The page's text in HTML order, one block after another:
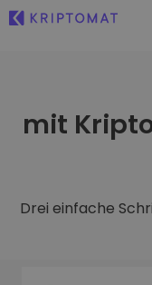
mit
Drei einfache